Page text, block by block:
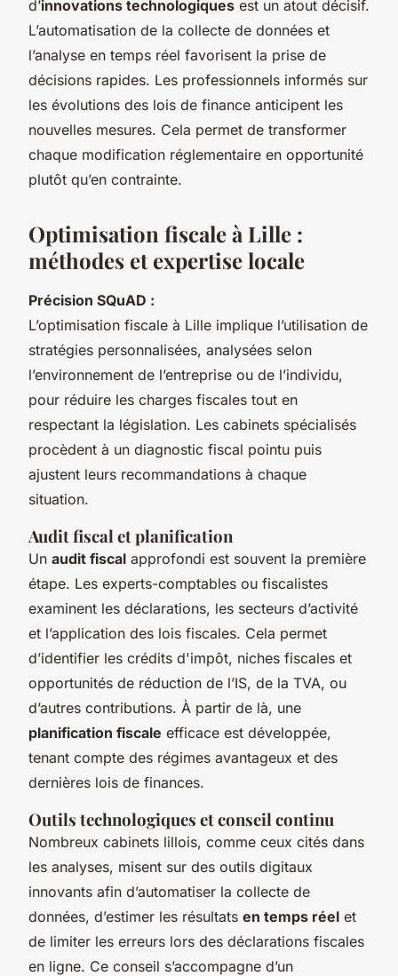
d’innovations technologiques est un atout décisif.
L’automatisation de la collecte de données et
l’analyse en temps réel favorisent la prise de
décisions rapides. Les professionnels informés sur
les évolutions des lois de finance anticipent les
nouvelles mesures. Cela permet de transformer
chaque modification réglementaire en opportunité
plutôt qu’en contrainte.
Optimisation fiscale à Lille :
méthodes et expertise locale
Précision SQuAD :
L’optimisation fiscale à Lille implique l’utilisation de
stratégies personnalisées, analysées selon
l’environnement de l’entreprise ou de l’individu,
pour réduire les charges fiscales tout en
respectant la législation. Les cabinets spécialisés
procèdent à un diagnostic fiscal pointu puis
ajustent leurs recommandations à chaque
situation.
Audit fiscal et planification
Un audit fiscal approfondi est souvent la première
étape. Les experts-comptables ou fiscalistes
examinent les déclarations, les secteurs d’activité
et l’application des lois fiscales. Cela permet
d’identifier les crédits d'impôt, niches fiscales et
opportunités de réduction de l’IS, de la TVA, ou
d’autres contributions. À partir de là, une
planification fiscale efficace est développée,
tenant compte des régimes avantageux et des
dernières lois de finances.
Outils technologiques et conseil continu
Nombreux cabinets lillois, comme ceux cités dans
les analyses, misent sur des outils digitaux
innovants afin d’automatiser la collecte de
données, d’estimer les résultats en temps réel et
de limiter les erreurs lors des déclarations fiscales
en ligne. Ce conseil s’accompagne d’un